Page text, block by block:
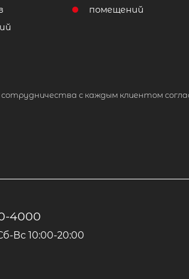
помещений
с каждым клиентом
4000
Вс 10:00-20:00